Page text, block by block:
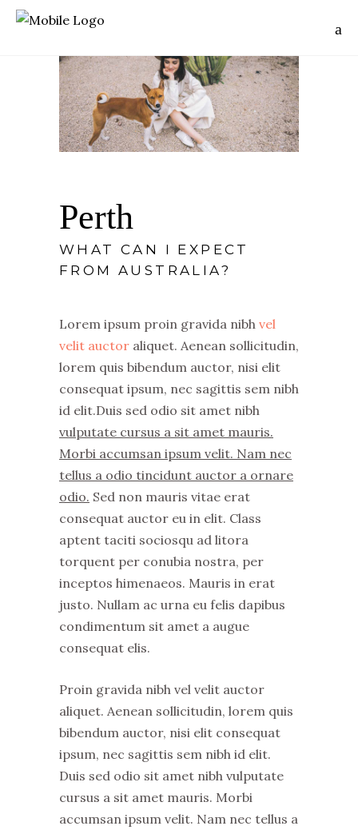
Perth
WHAT CAN I EXPECT
FROM AUSTRALIA?
Lorem ipsum proin gravida nibh vel
velit auctor aliquet. Aenean sollicitudin,
lorem quis bibendum auctor, nisi elit
consequat ipsum, nec sagittis sem nibh
id elit.Duis sed odio sit amet nibh
vulputate cursus a sit amet mauris.
Morbi accumsan ipsum velit. Nam nec
tellus a odio tincidunt auctor a ornare
odio. Sed non mauris vitae erat
consequat auctor eu in elit. Class
aptent taciti sociosqu ad litora
torquent per conubia nostra, per
inceptos himenaeos. Mauris in erat
justo. Nullam ac urna eu felis dapibus
condimentum sit amet a augue
consequat elis.
Proin gravida nibh vel velit auctor
aliquet. Aenean sollicitudin, lorem quis
bibendum auctor, nisi elit consequat
ipsum, nec sagittis sem nibh id elit.
Duis sed odio sit amet nibh vulputate
cursus a sit amet mauris. Morbi
accumsan ipsum velit. Nam nec tellus a